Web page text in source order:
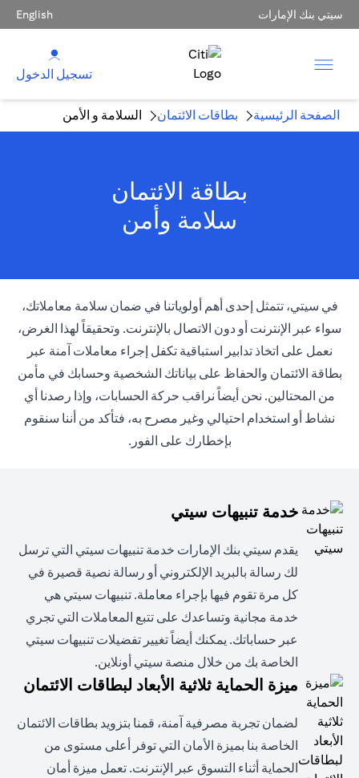
سيتي بنك الإمارات English
تسجيل الدخول
الصفحة الرئيسية بطاقات الائتمان السلامة و الأمن
بطاقة الائتمان
سلامة وأمن
في سيتي، تتمثل إحدى أهم أولوياتنا في ضمان سلامة معاملاتك،
سواء عبر الإنترنت أو دون الاتصال بالإنترنت. وتحقيقاً لهذا الغرض،
نعمل على اتخاذ تدابير استباقية تكفل إجراء معاملات آمنة عبر
بطاقة الائتمان والحفاظ على بياناتك الشخصية وحسابك في مأمن
من المحتالين. نحن أيضاً نراقب حركة الحسابات، وإذا رصدنا أي
نشاط أو استخدام احتيالي وغير مصرح به، فتأكد من أننا سنقوم
بإخطارك على الفور.
خدمة تنبيهات سيتي
يقدم سيتي بنك الإمارات خدمة تنبيهات سيتي التي ترسل
لك رسالة بالبريد الإلكتروني أو رسالة نصية قصيرة في
كل مرة تقوم فيها بإجراء معاملة. تنبيهات سيتي هي
خدمة مجانية وتساعدك على تتبع المعاملات التي تجري
عبر حساباتك. يمكنك أيضاً تغيير تفضيلات تنبيهات سيتي
الخاصة بك من خلال منصة سيتي أونلاين.
ميزة الحماية ثلاثية الأبعاد لبطاقات الائتمان
لضمان تجربة مصرفية آمنة، قمنا بتزويد بطاقات الائتمان
الخاصة بنا بميزة الأمان التي توفر أعلى مستوى من
الحماية أثناء التسوق عبر الإنترنت. تعمل ميزة أمان